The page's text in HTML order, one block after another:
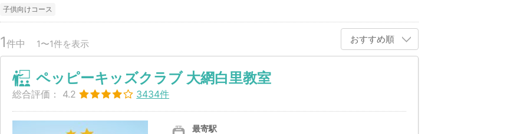
子供向けコース
1件中 1〜1件を表示 おすすめ順
ペッピーキッズクラブ 大網白里教室
総合評価： 4.2 3434件
最寄駅